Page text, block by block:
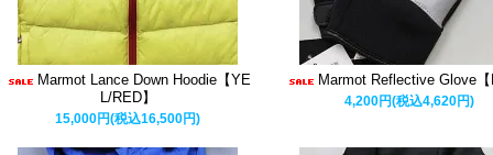
Marmot Lance Down Hoodie【YE
L/RED】
15,000円(税込16,500円)
Marmot Reflective Glove
4,200円(税込4,620円)